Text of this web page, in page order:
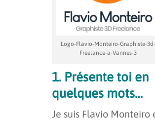
Logo-Flavio-Monteiro-Graphiste-3d-
Freelance-a-Vannes-3
1. Présente toi en
quelques mots…
Je suis Flavio Monteiro